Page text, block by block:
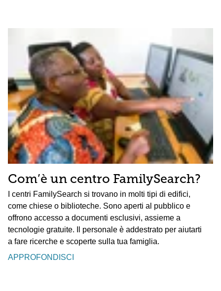
Com’è un centro FamilySearch?
I centri FamilySearch si trovano in molti tipi di edifici,
come chiese o biblioteche. Sono aperti al pubblico e
offrono accesso a documenti esclusivi, assieme a
tecnologie gratuite. Il personale è addestrato per aiutarti
a fare ricerche e scoperte sulla tua famiglia.
APPROFONDISCI